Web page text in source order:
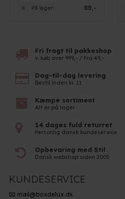
89,-
På lager
Fri fragt til pakkeshop
v. køb over 999,- / Fra 49,-
Dag-til-dag levering
Bestil inden kl. 11
Kæmpe sortiment
Alt er på lager
14 dages fuld returret
Personlig dansk kundeservice
Opbevaring med Stil
Dansk webshop siden 2005
KUNDESERVICE
📧 mail@boxdelux.dk